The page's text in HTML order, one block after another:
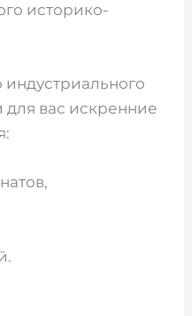
историко-
индустриального
для вас искренние